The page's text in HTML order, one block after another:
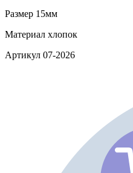
Размер 15мм
Материал хлопок
Артикул 07-2026